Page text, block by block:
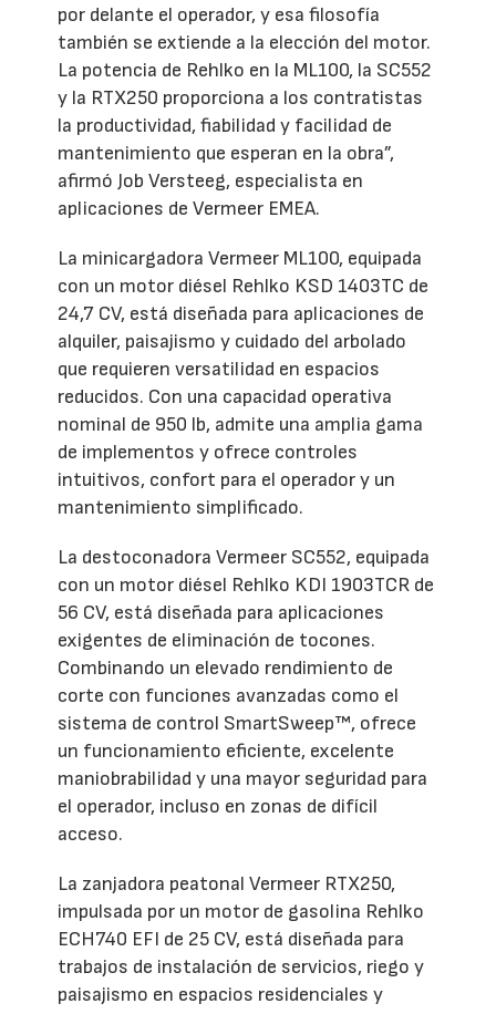
por delante el operador, y esa filosofía
también se extiende a la elección del motor.
La potencia de Rehlko en la ML100, la SC552
y la RTX250 proporciona a los contratistas
la productividad, fiabilidad y facilidad de
mantenimiento que esperan en la obra”,
afirmó Job Versteeg, especialista en
aplicaciones de Vermeer EMEA.
La minicargadora Vermeer ML100, equipada
con un motor diésel Rehlko KSD 1403TC de
24,7 CV, está diseñada para aplicaciones de
alquiler, paisajismo y cuidado del arbolado
que requieren versatilidad en espacios
reducidos. Con una capacidad operativa
nominal de 950 lb, admite una amplia gama
de implementos y ofrece controles
intuitivos, confort para el operador y un
mantenimiento simplificado.
La destoconadora Vermeer SC552, equipada
con un motor diésel Rehlko KDI 1903TCR de
56 CV, está diseñada para aplicaciones
exigentes de eliminación de tocones.
Combinando un elevado rendimiento de
corte con funciones avanzadas como el
sistema de control SmartSweep™, ofrece
un funcionamiento eficiente, excelente
maniobrabilidad y una mayor seguridad para
el operador, incluso en zonas de difícil
acceso.
La zanjadora peatonal Vermeer RTX250,
impulsada por un motor de gasolina Rehlko
ECH740 EFI de 25 CV, está diseñada para
trabajos de instalación de servicios, riego y
paisajismo en espacios residenciales y